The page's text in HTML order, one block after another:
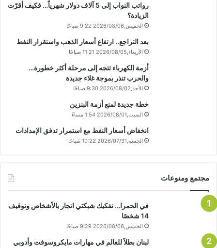
رواتب النواب إلى 5 آلاف دولار شهرياً… فكيف أقرّت
الزيادة؟
الخميس,2026/08/06 9:22 صباحًا
بعد التراجع.. ارتفاع أسعار الذهب واستقرار النفط
الأربعاء,2026/08/05 11:21 صباحًا
أزمة الكهرباء تتجه إلى مرحلة أكثر خطورة…
والحرب تنذر بموجة غلاء جديدة
الأحد,2026/08/02 9:30 صباحًا
خطة جديدة لمنع أزمة البنزين
السبت,2026/08/01 1:54 مساءً
انخفاض أسعار النفط مع استمرار تدفق الإمدادات
الجمعة,2026/07/31 10:22 صباحًا
مجتمع ومنوعات
في الحمرا… تفكيك شبكتَي اتجار بالأشخاص وتوقيف
14 شخصًا
الخميس,2026/08/06 9:29 صباحًا
لبنان بطلاً للعالم في مهارات مايكروسوفت وأدوبي